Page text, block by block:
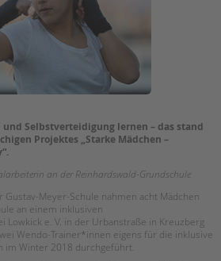
Selbstverteidigung lernen – das stand
Projektes „Starke Mädchen –
an der Reinhardswald-Grundschule
Meyer-Schule nahmen acht Mädchen
an einem inklusiven
Lowkick e. V. in der Urbanstraße in Kreuzberg
Wendo-Trainer*innen eigens für die inklusive
im Winter 2018 durchgeführt.